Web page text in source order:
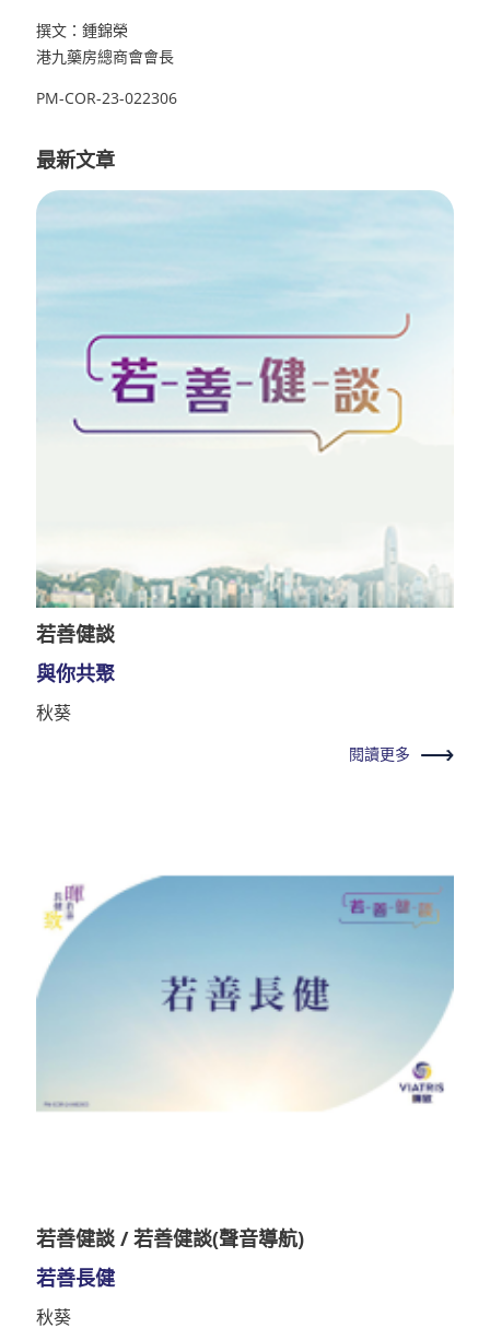
撰文：鍾錦榮
港九藥房總商會會長
PM-COR-23-022306
最新文章
若善健談
與你共聚
秋葵
閱讀更多
若善健談 / 若善健談(聲音導航)
若善長健
秋葵